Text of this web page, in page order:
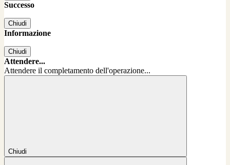
Successo
Chiudi
Informazione
Chiudi
Attendere...
Attendere il completamento dell'operazione...
Chiudi